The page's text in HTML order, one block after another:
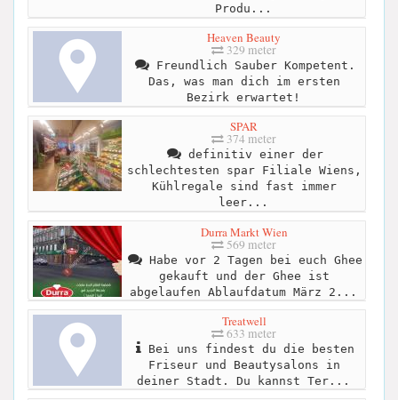
Produ...
Heaven Beauty
329 meter
Freundlich Sauber Kompetent.
Das, was man dich im ersten
Bezirk erwartet!
SPAR
374 meter
definitiv einer der
schlechtesten spar Filiale Wiens,
Kühlregale sind fast immer
leer...
Durra Markt Wien
569 meter
Habe vor 2 Tagen bei euch Ghee
gekauft und der Ghee ist
abgelaufen Ablaufdatum März 2...
Treatwell
633 meter
Bei uns findest du die besten
Friseur und Beautysalons in
deiner Stadt. Du kannst Ter...